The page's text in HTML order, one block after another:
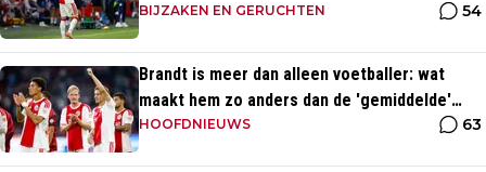
BIJZAKEN EN GERUCHTEN 54
Brandt is meer dan alleen voetballer: wat
maakt hem zo anders dan de 'gemiddelde'
voetballer?
HOOFDNIEUWS 63